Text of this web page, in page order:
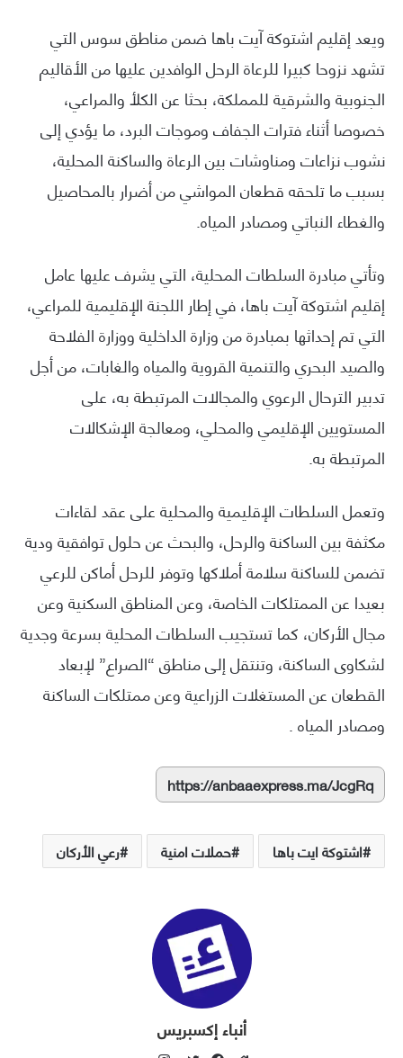
ويعد إقليم اشتوكة آيت باها ضمن مناطق سوس التي
تشهد نزوحا كبيرا للرعاة الرحل الوافدين عليها من الأقاليم
الجنوبية والشرقية للمملكة، بحثا عن الكلأ والمراعي،
خصوصا أثناء فترات الجفاف وموجات البرد، ما يؤدي إلى
نشوب نزاعات ومناوشات بين الرعاة والساكنة المحلية،
بسبب ما تلحقه قطعان المواشي من أضرار بالمحاصيل
والغطاء النباتي ومصادر المياه.
وتأتي مبادرة السلطات المحلية، التي يشرف عليها عامل
إقليم اشتوكة آيت باها، في إطار اللجنة الإقليمية للمراعي،
التي تم إحداثها بمبادرة من وزارة الداخلية ووزارة الفلاحة
والصيد البحري والتنمية القروية والمياه والغابات، من أجل
تدبير الترحال الرعوي والمجالات المرتبطة به، على
المستويين الإقليمي والمحلي، ومعالجة الإشكالات
المرتبطة به.
وتعمل السلطات الإقليمية والمحلية على عقد لقاءات
مكثفة بين الساكنة والرحل، والبحث عن حلول توافقية ودية
تضمن للساكنة سلامة أملاكها وتوفر للرحل أماكن للرعي
بعيدا عن الممتلكات الخاصة، وعن المناطق السكنية وعن
مجال الأركان، كما تستجيب السلطات المحلية بسرعة وجدية
لشكاوى الساكنة، وتنتقل إلى مناطق “الصراع” لإبعاد
القطعان عن المستغلات الزراعية وعن ممتلكات الساكنة
ومصادر المياه .
https://anbaaexpress.ma/JcgRq
اشتوكة ايت باها حملات امنية رعي الأركان
أنباء إكسبريس